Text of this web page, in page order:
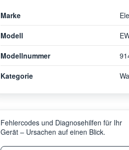
Marke
Modell
Modellnummer
Kategorie
Fehlercodes und Diagnosehilfen für Ihr
Gerät – Ursachen auf einen Blick.